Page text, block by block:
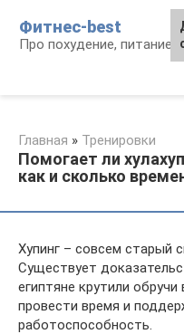
контенту
Фитнес-best
Про похудение, питание
Главная » Тренировки
Помогает ли
как и сколько
Хупинг – совсем старый
Существует
египтяне крутили
провести время и
работоспособность.